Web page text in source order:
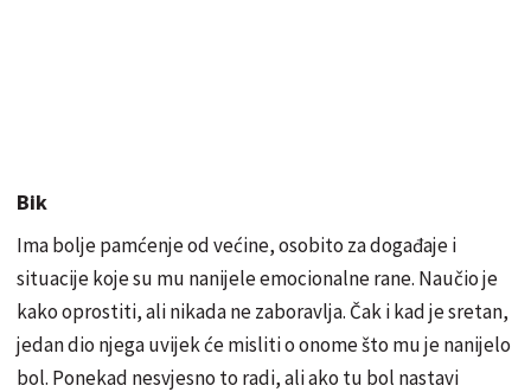
Bik
Ima bolje pamćenje od većine, osobito za događaje i
situacije koje su mu nanijele emocionalne rane. Naučio je
kako oprostiti, ali nikada ne zaboravlja. Čak i kad je sretan,
jedan dio njega uvijek će misliti o onome što mu je nanijelo
bol. Ponekad nesvjesno to radi, ali ako tu bol nastavi